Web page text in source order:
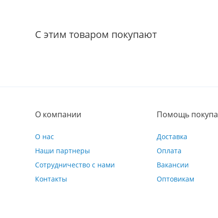
С этим товаром покупают
О компании
О нас
Наши партнеры
Сотрудничество с нами
Контакты
Помощь
Доставка
Оплата
Вакансии
Оптовикам